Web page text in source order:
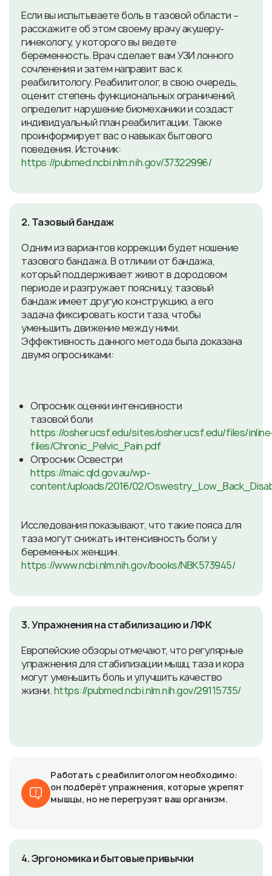
Если вы испытываете боль в тазовой области –
расскажите об этом своему врачу акушеру-
гинекологу, у которого вы ведете
беременность. Врач сделает вам УЗИ лонного
сочленения и затем направит вас к
реабилитологу. Реабилитолог, в свою очередь,
оценит степень функциональных ограничений,
определит нарушение биомеханики и создаст
индивидуальный план реабилитации. Также
проинформирует вас о навыках бытового
поведения. Источник:
https://pubmed.ncbi.nlm.nih.gov/37322996/
2. Тазовый бандаж
Одним из вариантов коррекции будет ношение
тазового бандажа. В отличии от бандажа,
который поддерживает живот в дородовом
периоде и разгружает поясницу, тазовый
бандаж имеет другую конструкцию, а его
задача фиксировать кости таза, чтобы
уменьшить движение между ними.
Эффективность данного метода была доказана
двумя опросниками:
Опросник оценки интенсивности
тазовой боли
https://osher.ucsf.edu/sites/osher.ucsf.edu/files/
files/Chronic_Pelvic_Pain.pdf
Опросник Освестри
https://maic.qld.gov.au/wp-
content/uploads/2016/02/
Исследования показывают, что такие пояса для
таза могут снижать интенсивность боли у
беременных женщин.
https://www.ncbi.nlm.nih.gov/books/NBK573945/
3. Упражнения на стабилизацию и ЛФК
Европейские обзоры отмечают, что регулярные
упражнения для стабилизации мышц таза и кора
могут уменьшить боль и улучшить качество
жизни.https://pubmed.ncbi.nlm.nih.gov/29115735/
Работать с реабилитологом необходимо:
он подберёт упражнения, которые укрепят
мышцы, но не перегрузят ваш организм.
4. Эргономика и бытовые привычки